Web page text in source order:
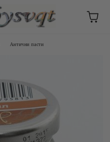
Антични пасти